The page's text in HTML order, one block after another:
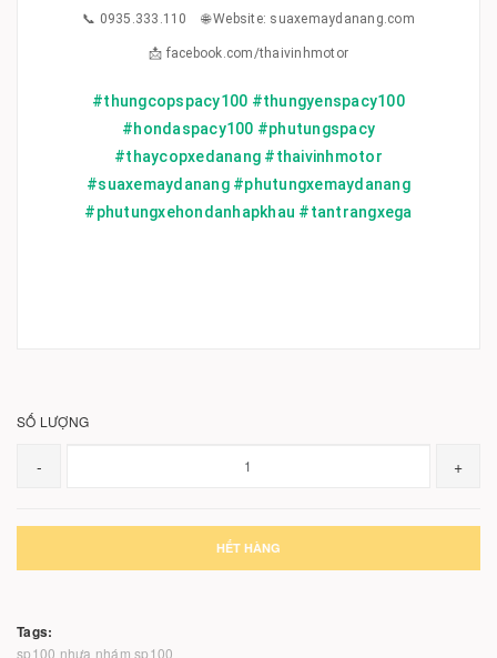
📞 0935.333.110 🌐 Website: suaxemaydanang.com
📩 facebook.com/thaivinhmotor
#thungcopspacy100 #thungyenspacy100
#hondaspacy100 #phutungspacy
#thaycopxedanang #thaivinhmotor
#suaxemaydanang #phutungxemaydanang
#phutungxehondanhapkhau #tantrangxega
SỐ LƯỢNG
- +
HẾT HÀNG
Tags:
sp100 nhựa nhám sp100